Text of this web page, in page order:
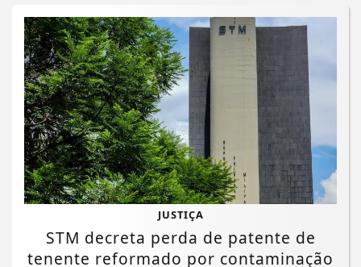
JUSTIÇA
STM decreta perda de patente de
tenente reformado por contaminação